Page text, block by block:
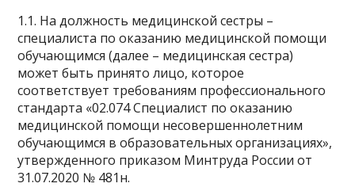
1.1. На должность медицинской сестры –
специалиста по оказанию медицинской помощи
обучающимся (далее – медицинская сестра)
может быть принято лицо, которое
соответствует требованиям профессионального
стандарта «02.074 Специалист по оказанию
медицинской помощи несовершеннолетним
обучающимся в образовательных организациях»,
утвержденного приказом Минтруда России от
31.07.2020 № 481н.